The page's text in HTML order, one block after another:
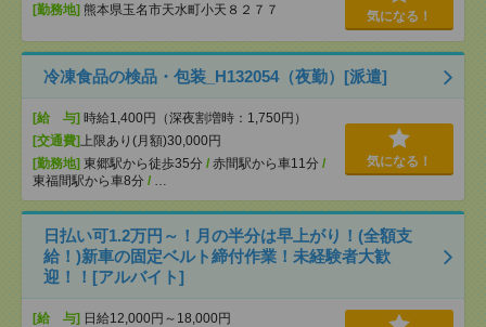
[勤務地] 熊本県玉名市天水町小天８２７７ 気になる！
冷凍食品の検品・包装_H132054（夜勤）[派遣]
[給 与] 時給1,400円（深夜割増時：1,750円）
[交通費] 上限あり(月額)30,000円
[勤務地] 東郷駅から徒歩35分 / 赤間駅から車11分 /
東福間駅から車8分 / …
気になる！
日払い可1.2万円～！月の半分は早上がり！(全額支
給！)新車の固定ベルト締付作業！未経験者大歓
迎！！[アルバイト]
[給 与] 日給12,000円～18,000円